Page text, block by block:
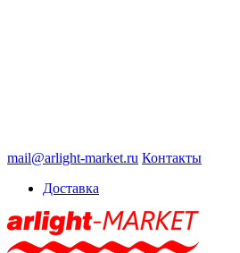
mail@arlight-market.ru Контакты
Доставка